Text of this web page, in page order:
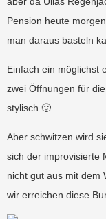
Pension heute
man daraus basteln
Einfach ein möglichst
zwei Öffnungen für
stylisch 🙂
Aber schwitzen wird
sich der improvisierte
nicht gut aus mit dem
wir erreichen diese